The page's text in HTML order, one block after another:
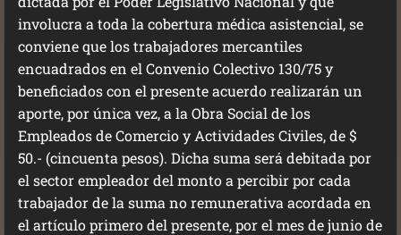
involucra a toda la cobertura médica asistencial, se
conviene que los trabajadores mercantiles
encuadrados en el Convenio Colectivo 130/75 y
beneficiados con el presente acuerdo realizarán un
aporte, por única vez, a la Obra Social de los
Empleados de Comercio y Actividades Civiles, de $
50.- (cincuenta pesos). Dicha suma será debitada por
el sector empleador del monto a percibir por cada
trabajador de la suma no remunerativa acordada en
el artículo primero del presente, por el mes de junio de